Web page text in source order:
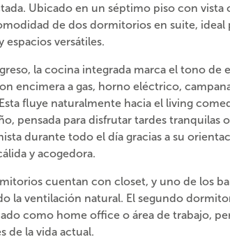
Ubicado en un séptimo piso con vista
de dos dormitorios en suite, ideal
espacios versátiles.
la cocina integrada marca el tono de
encimera a gas, horno eléctrico,
fluye naturalmente hacia el living
pensada para disfrutar tardes tranquilas
durante todo el día gracias a su
y acogedora.
cuentan con closet, y uno de los
la ventilación natural. El segundo
como home office o área de trabajo,
de la vida actual.